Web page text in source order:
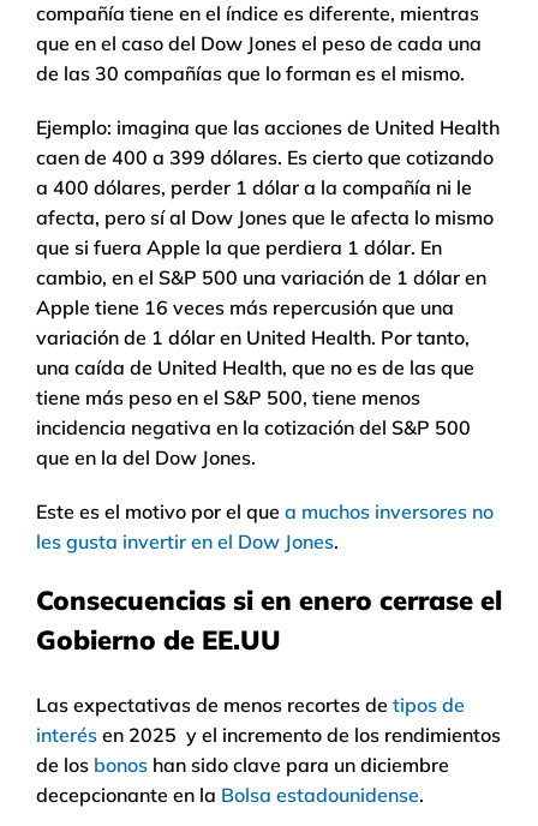
compañía tiene en el índice es diferente, mientras
que en el caso del Dow Jones el peso de cada una
de las 30 compañías que lo forman es el mismo.
Ejemplo: imagina que las acciones de United Health
caen de 400 a 399 dólares. Es cierto que cotizando
a 400 dólares, perder 1 dólar a la compañía ni le
afecta, pero sí al Dow Jones que le afecta lo mismo
que si fuera Apple la que perdiera 1 dólar. En
cambio, en el S&P 500 una variación de 1 dólar en
Apple tiene 16 veces más repercusión que una
variación de 1 dólar en United Health. Por tanto,
una caída de United Health, que no es de las que
tiene más peso en el S&P 500, tiene menos
incidencia negativa en la cotización del S&P 500
que en la del Dow Jones.
Este es el motivo por el que a muchos inversores no
les gusta invertir en el Dow Jones.
Consecuencias si en enero cerrase el
Gobierno de EE.UU
Las expectativas de menos recortes de tipos de
interés en 2025 y el incremento de los rendimientos
de los bonos han sido clave para un diciembre
decepcionante en la Bolsa estadounidense.